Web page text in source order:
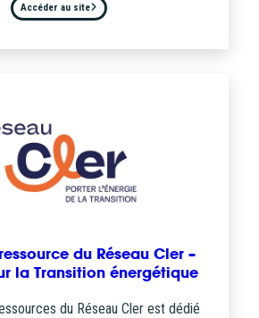
Accéder au site
du Réseau Cler –
la Transition énergétique
du Réseau Cler est dédié